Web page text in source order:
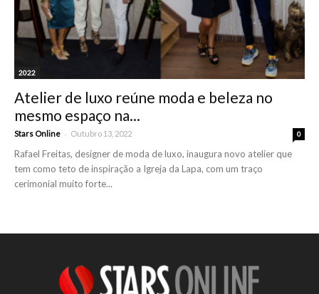
2022
Atelier de luxo reúne moda e beleza no
mesmo espaço na...
Stars Online - Outubro 13, 2022 0
Rafael Freitas, designer de moda de luxo, inaugura novo atelier que
tem como teto de inspiração a Igreja da Lapa, com um traço
cerimonial muito forte...